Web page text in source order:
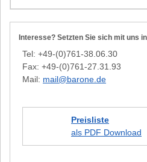
Interesse? Setzten Sie sich mit uns
Tel: +49-(0)761-38.06.30
Fax: +49-(0)761-27.31.93
Mail: mail@barone.de
Preisliste
als PDF Download